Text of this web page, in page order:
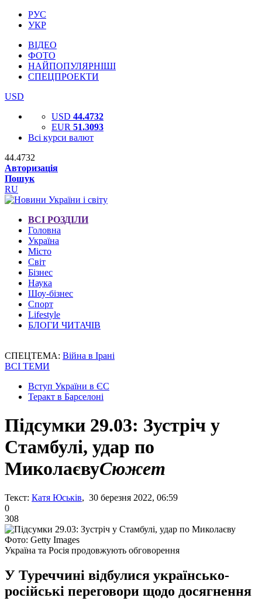
РУС
УКР
ВІДЕО
ФОТО
НАЙПОПУЛЯРНІШІ
СПЕЦПРОЕКТИ
USD
USD 44.4732
EUR 51.3093
Всі курси валют
44.4732
Авторизація
Пошук
RU
ВСІ РОЗДІЛИ
Головна
Україна
Місто
Світ
Бізнес
Наука
Шоу-бізнес
Спорт
Lifestyle
БЛОГИ ЧИТАЧІВ
СПЕЦТЕМА: Війна в Ірані
ВСІ ТЕМИ
Вступ України в ЄС
Теракт в Барселоні
Підсумки 29.03: Зустріч у
Стамбулі, удар по
МиколаєвуСюжет
Текст: Катя Юськів, 30 березня 2022, 06:59
0
308
Фото: Getty Images
Україна та Росія продовжують обговорення
У Туреччині відбулися українсько-
російські переговори щодо досягнення